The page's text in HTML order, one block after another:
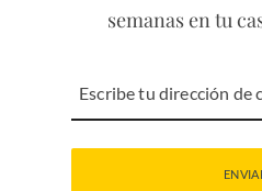
semanas en tu